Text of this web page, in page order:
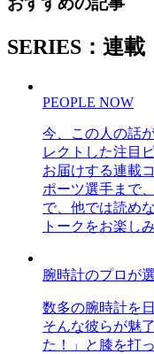
SERIES：連載
PEOPLE NOW
今、この人の話
レクトした注目
お届けする連載
ポーツ選手まで
で、他では読め
トークをお楽し
腕時計のプロが
数多の腕時計を
そんな彼らが魅
た！」と膝を打